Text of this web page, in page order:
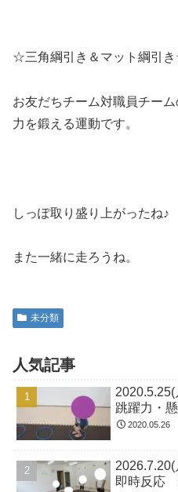
☆三角綱引き＆マット綱引
お友だちチーム対職員チー
力を鍛える運動です。
しっぽ取り盛り上がったね♪
また一緒に走ろうね。
未分類
人気記事
跳躍力・
2020.05.26
即時反応